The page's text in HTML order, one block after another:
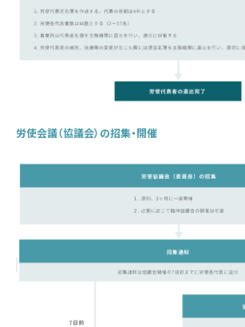
労使会議（協議会）の招集・開催